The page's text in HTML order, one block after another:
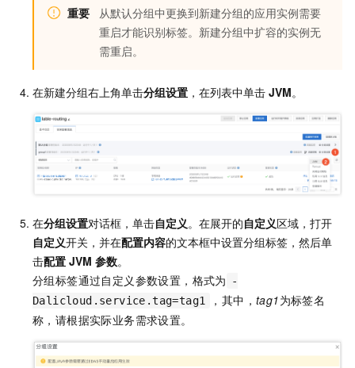
重要
从默认分组中更换到新建分组的应用实例需要
重启才能识别标签。新建分组中扩容的实例无
需重启。
在新建分组右上角单击分组设置 ，在列表中单击 JVM。
在分组设置对话框，单击自定义 。在展开的自定义区域，打开
自定义开关，并在配置内容的文本框中设置分组标签，然后单
击配置 JVM 参数。
分组标签通过自定义参数设置，格式为
-
Dalicloud.service.tag=tag1
，其中，tag1为标签名
称，请根据实际业务需求设置。